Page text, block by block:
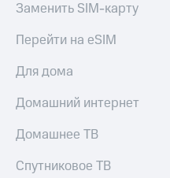
Заменить SIM-карту
Перейти на eSIM
Для дома
Домашний интернет
Домашнее ТВ
Спутниковое ТВ